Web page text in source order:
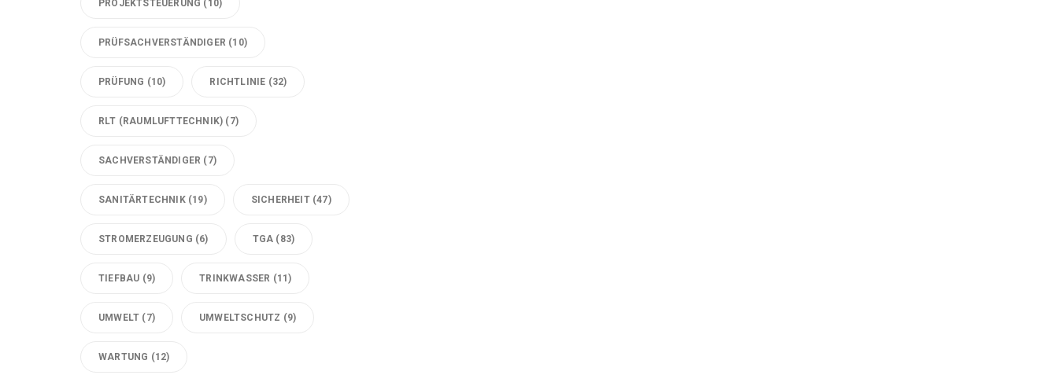
PROJEKTSTEUERUNG (10)
PRÜFSACHVERSTÄNDIGER (10)
PRÜFUNG (10) RICHTLINIE (32)
RLT (RAUMLUFTTECHNIK) (7)
SACHVERSTÄNDIGER (7)
SANITÄRTECHNIK(19) SICHERHEIT(47)
STROMERZEUGUNG (6) TGA (83)
TIEFBAU (9) TRINKWASSER (11)
UMWELT (7) UMWELTSCHUTZ (9)
WARTUNG (12)